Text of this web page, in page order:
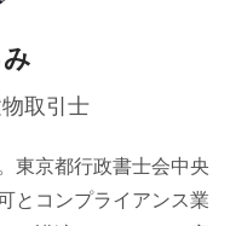
取引士
東京都行政書士会中央
とコンプライアンス業